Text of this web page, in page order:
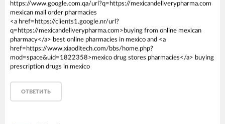
https://www.google.com.qa/url?q=https://mexicandeliverypharma.com
mexican mail order pharmacies
<a href=https://clients1.google.nr/url?
q=https://mexicandeliverypharma.com>buying from online mexican
pharmacy</a> best online pharmacies in mexico and <a
href=https://www.xiaoditech.com/bbs/home.php?
mod=space&uid=1822358>mexico drug stores pharmacies</a> buying
prescription drugs in mexico
ОТВЕТИТЬ